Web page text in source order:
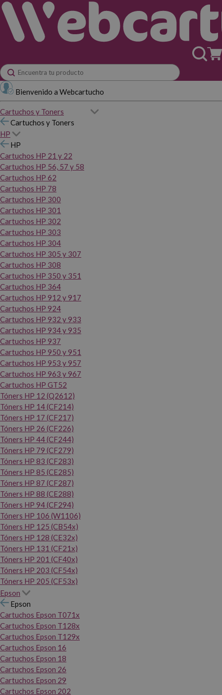
Bienvenido a Webcartucho
Cartuchos y Toners
Cartuchos y Toners
HP
HP
Cartuchos HP 21 y 22
Cartuchos HP 56, 57 y 58
Cartuchos HP 62
Cartuchos HP 78
Cartuchos HP 300
Cartuchos HP 301
Cartuchos HP 302
Cartuchos HP 303
Cartuchos HP 304
Cartuchos HP 305 y 307
Cartuchos HP 308
Cartuchos HP 350 y 351
Cartuchos HP 364
Cartuchos HP 912 y 917
Cartuchos HP 924
Cartuchos HP 932 y 933
Cartuchos HP 934 y 935
Cartuchos HP 937
Cartuchos HP 950 y 951
Cartuchos HP 953 y 957
Cartuchos HP 963 y 967
Cartuchos HP GT52
Tóners HP 12 (Q2612)
Tóners HP 14 (CF214)
Tóners HP 17 (CF217)
Tóners HP 26 (CF226)
Tóners HP 44 (CF244)
Tóners HP 79 (CF279)
Tóners HP 83 (CF283)
Tóners HP 85 (CE285)
Tóners HP 87 (CF287)
Tóners HP 88 (CE288)
Tóners HP 94 (CF294)
Tóners HP 106 (W1106)
Tóners HP 125 (CB54x)
Tóners HP 128 (CE32x)
Tóners HP 131 (CF21x)
Tóners HP 201 (CF40x)
Tóners HP 203 (CF54x)
Tóners HP 205 (CF53x)
Epson
Epson
Cartuchos Epson T071x
Cartuchos Epson T128x
Cartuchos Epson T129x
Cartuchos Epson 16
Cartuchos Epson 18
Cartuchos Epson 26
Cartuchos Epson 29
Cartuchos Epson 202